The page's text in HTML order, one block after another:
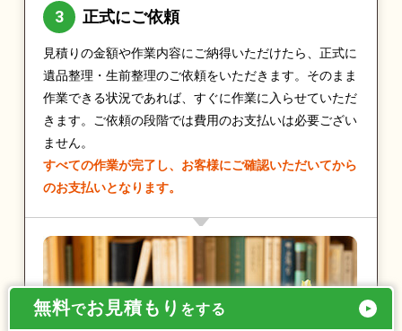
正式にご依頼
見積りの金額や作業内容にご納得いただけたら、正式に
遺品整理・生前整理のご依頼をいただきます。そのまま
作業できる状況であれば、すぐに作業に入らせていただ
きます。ご依頼の段階では費用のお支払いは必要ござい
ません。
すべての作業が完了し、お客様にご確認いただいてから
のお支払いとなります。
無料でお見積もり をする